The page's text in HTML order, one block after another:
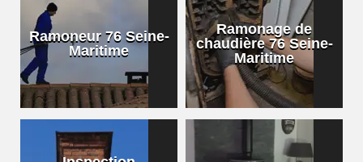
Ramoneur 76 Seine-
Maritime
Ramonage de
chaudière 76 Seine-
Maritime